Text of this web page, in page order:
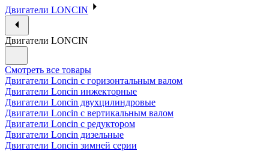
Двигатели LONCIN
Двигатели LONCIN
Смотреть все товары
Двигатели Loncin с горизонтальным валом
Двигатели Loncin инжекторные
Двигатели Loncin двухцилиндровые
Двигатели Loncin с вертикальным валом
Двигатели Loncin с редуктором
Двигатели Loncin дизельные
Двигатели Loncin зимней серии